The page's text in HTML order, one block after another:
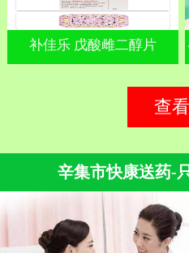
补佳乐 戊酸雌二醇片
查
辛集市快康送药-